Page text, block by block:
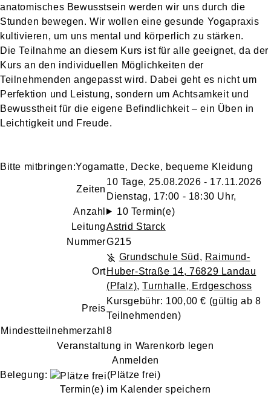
anatomisches Bewusstsein werden wir uns durch die
Stunden bewegen. Wir wollen eine gesunde Yogapraxis
kultivieren, um uns mental und körperlich zu stärken.
Die Teilnahme an diesem Kurs ist für alle geeignet, da der
Kurs an den individuellen Möglichkeiten der
Teilnehmenden angepasst wird. Dabei geht es nicht um
Perfektion und Leistung, sondern um Achtsamkeit und
Bewusstheit für die eigene Befindlichkeit – ein Üben in
Leichtigkeit und Freude.
Bitte mitbringen:Yogamatte, Decke, bequeme Kleidung
Zeiten
10 Tage, 25.08.2026 - 17.11.2026
Dienstag, 17:00 - 18:30 Uhr,
Anzahl
10 Termin(e)
LeitungAstrid Starck
NummerG215
Ort
Grundschule Süd , Raimund-
Huber-Straße 14, 76829 Landau
(Pfalz),Turnhalle, Erdgeschoss
Preis
Kursgebühr: 100,00 € (gültig ab 8
Teilnehmenden)
Mindestteilnehmerzahl 8
Veranstaltung in Warenkorb legen
Anmelden
Belegung:
(Plätze frei)
Termin(e) im Kalender speichern